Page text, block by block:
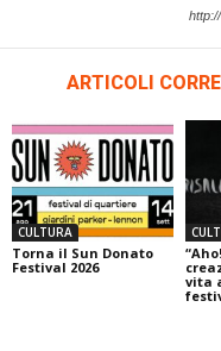
ARTICOLI
CULTURA
Torna il Sun Donato
Festival 2026
vita